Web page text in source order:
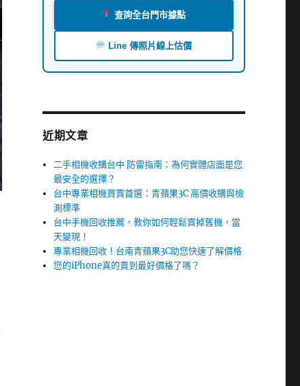
查詢全台門市據點
Line 傳照片線上估價
近期文章
二手相機收購台中 防雷指南：為何實體店面是您
最安全的選擇？
台中專業相機買賣首選：青蘋果3C 高價收購與檢
測標準
台中手機回收推薦，教你如何輕鬆賣掉舊機，當
天變現！
專業相機回收！台南青蘋果3C助您快速了解價格
您的iPhone真的賣到最好價格了嗎？